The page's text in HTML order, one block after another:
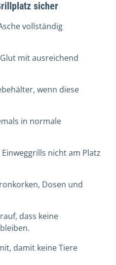
sicher
vollständig
mit ausreichend
wenn diese
in normale
nicht am Platz
Dosen und
dass keine
damit keine Tiere